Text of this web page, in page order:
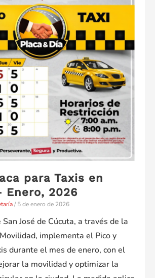
para Taxis en
Enero, 2026
/5 de enero de 2026
José de Cúcuta, a través de la
implementa el Pico y
durante el mes de enero, con el
la movilidad y optimizar la